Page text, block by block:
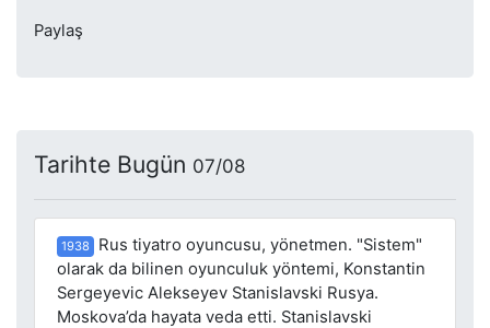
Paylaş
Tarihte Bugün 07/08
1938
Rus tiyatro oyuncusu, yönetmen. "Sistem"
olarak da bilinen oyunculuk yöntemi, Konstantin
Sergeyevic Alekseyev Stanislavski Rusya.
Moskova’da hayata veda etti. Stanislavski